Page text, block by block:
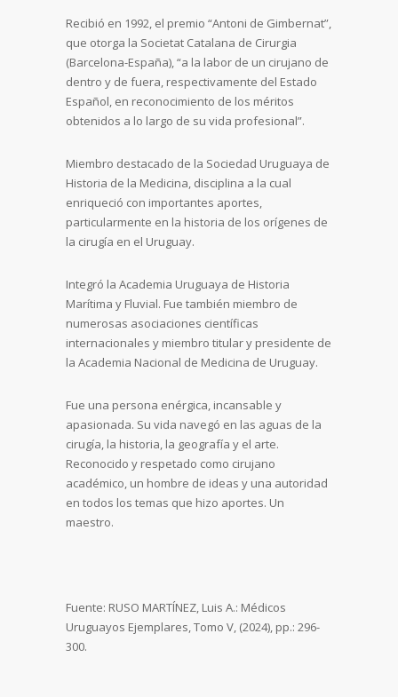
Recibió en 1992, el premio “Antoni de Gimbernat”,
que otorga la Societat Catalana de Cirurgia
(Barcelona-España), “a la labor de un cirujano de
dentro y de fuera, respectivamente del Estado
Español, en reconocimiento de los méritos
obtenidos a lo largo de su vida profesional”.
Miembro destacado de la Sociedad Uruguaya de
Historia de la Medicina, disciplina a la cual
enriqueció con importantes aportes,
particularmente en la historia de los orígenes de
la cirugía en el Uruguay.
Integró la Academia Uruguaya de Historia
Marítima y Fluvial. Fue también miembro de
numerosas asociaciones científicas
internacionales y miembro titular y presidente de
la Academia Nacional de Medicina de Uruguay.
Fue una persona enérgica, incansable y
apasionada. Su vida navegó en las aguas de la
cirugía, la historia, la geografía y el arte.
Reconocido y respetado como cirujano
académico, un hombre de ideas y una autoridad
en todos los temas que hizo aportes. Un
maestro.
Fuente: RUSO MARTÍNEZ, Luis A.: Médicos
Uruguayos Ejemplares, Tomo V, (2024), pp.: 296-
300.